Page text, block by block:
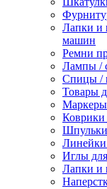
Лапки и
машин
Ремни
Лампы /
Спицы /
Товары
Коврики
Шпульки
Линейки
Иглы
Лапки и